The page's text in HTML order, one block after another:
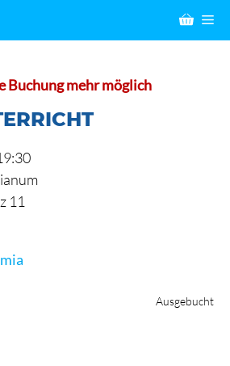
Buchung mehr möglich
11
Ausgebucht